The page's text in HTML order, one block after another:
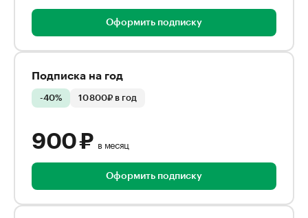
Оформить подписку
Подписка на год
-40% 10 800₽ в год
900 ₽ в месяц
Оформить подписку